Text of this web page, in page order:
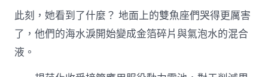
奧
斯
德
車
此刻，她看到了什麼？ 地面上的雙魚座們哭得更厲害
了，他們的海水淚開始變成金箔碎片與氣泡水的混合
液。